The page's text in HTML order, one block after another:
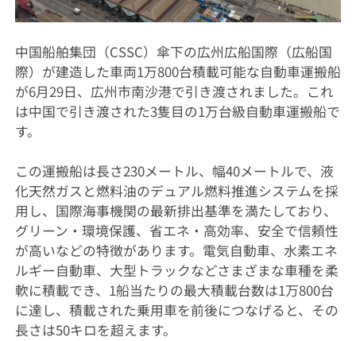
中国船舶集団（CSSC）傘下の広州広船国際（広船国
際）が建造した車両1万800台積載可能な自動車運搬船
が6月29日、広州市南沙港で引き渡されました。これ
は中国で引き渡された3隻目の1万台級自動車運搬船で
す。
この運搬船は長さ230メートル、幅40メートルで、液
化天然ガスと燃料油のデュアル燃料推進システムを採
用し、国際海事機関の最新排出基準を満たしており、
グリーン・環境保護、省エネ・高効率、安全で信頼性
が高いなどの特徴があります。電気自動車、水素エネ
ルギー自動車、大型トラックなどさまざまな車種を柔
軟に積載でき、1船当たりの最大積載台数は1万800台
に達し、積載された乗用車を前後につなげると、その
長さは50キロを超えます。